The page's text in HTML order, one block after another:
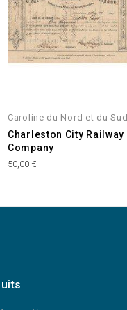
Caroline du Nord et du Sud
Charleston City Railway
Company
50,00 €